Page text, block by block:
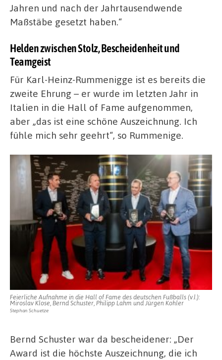
Jahren und nach der Jahrtausendwende
Maßstäbe gesetzt haben.“
Helden zwischen Stolz, Bescheidenheit und
Teamgeist
Für Karl-Heinz-Rummenigge ist es bereits die
zweite Ehrung – er wurde im letzten Jahr in
Italien in die Hall of Fame aufgenommen,
aber „das ist eine schöne Auszeichnung. Ich
fühle mich sehr geehrt“, so Rummenige.
Feierliche Aufnahme in die Hall of Fame des deutschen Fußballs (v.l.):
Miroslav Klose, Bernd Schuster, Philipp Lahm und Jürgen Kohler
Stephan Schuetze
Bernd Schuster war da bescheidener: „Der
Award ist die höchste Auszeichnung, die ich